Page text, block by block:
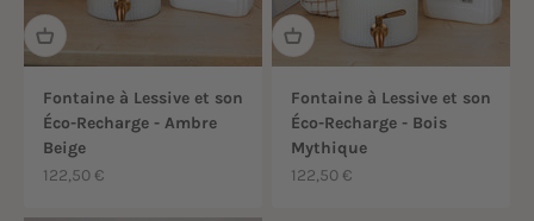
Fontaine à Lessive et son
Éco-Recharge - Ambre
Beige
Prix de vente
122,50 €
Fontaine à Lessive et son
Éco-Recharge - Bois
Mythique
Prix de vente
122,50 €